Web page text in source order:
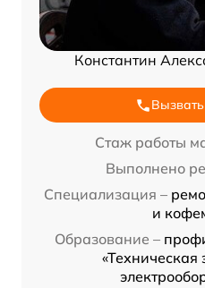
Константин
Стаж работы
Выполнено
Специализация –
и
Образование –
«Техническая